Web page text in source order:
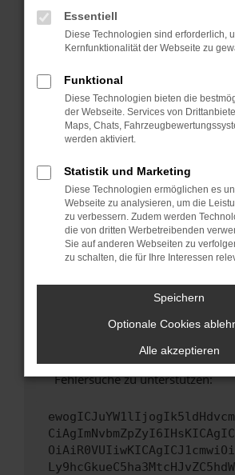
Manche Erweiterungen, wie
können das Laden bestimmter
verhindern. Funktioniert die
Fenster?
Starte dein Gerät neu.
Das kann manchmal helfen,
Probleme zu beheben.
Betriebssystem auf dem
sind.
Veraltete Software birgt nicht
Sicherheitsrisiko, sondern kann
führen, dass bestimmte
unterstützt werden.
Wende dich an den
Wenn du alle oben genannten
hast, kontaktiere uns bitte. Wir
versuchen, das Problem zu
uns diesen Text schicken, um
Fehlersuche zu unterstützen:
Essentiell
Diese Technologien sind erforderlich,
Kernfunktionalität der Webseite zu
Funktional
Diese Technologien bieten die
der Webseite. Services von
Maps, Chats,
werden aktiviert.
Statistik und Marketing
Diese Technologien ermöglichen es
Webseite zu analysieren, um die
zu verbessern. Zudem werden
die von dritten Werbetreibenden
Sie auf anderen Webseiten zu
zu schalten, die für Ihre Interessen
Speichern
Optionale Cookies
Alle akzeptieren